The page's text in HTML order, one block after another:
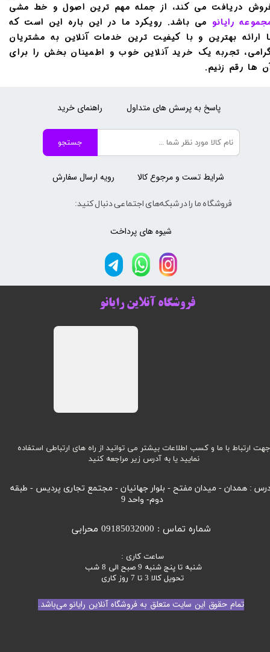
دریافت می کند، از جمله مهم ترین اصول و خط مشی
رایانو می باشد. رویکرد ما در این باره این است که
ارائه بهترین و با کیفیت ترین خدمات آنلاین به مشتریان
تجربه یک خرید آنلاین خوب و اطمینان بخش را برای
ها رقم زنیم.
تمام حقوق این سایت متعلق به فروشگاه آنلاین رایانو می‌باشد.
جهت ارتباط با ما و کسب اطلاعات بیشتر می توانید از راه های ارتباطی استفاده
نمایید یا به آدرس زیر مراجعه کنید
: همدان - میدان مفتح - بلوار جهانیان - مجتمع تجاری پردیس - طبقه
دوم- واحد 9
ساعت کاری :
شنبه تا پنج شنبه 9 صبح الی 8 شب
تحویل کالا 3 تا 7 روز کاری
شماره تماس : 09185032000 محرابی
فروشگاه آنلاین رایانو
جستجو
فروشگاه ما را در شبکه‌های اجتماعی دنبال کنید:
رویه ارسال سفارش
راهنمای خرید
شیوه های پرداخت
پاسخ به پرسش های متداول
شرایط تست و مرجوع کالا